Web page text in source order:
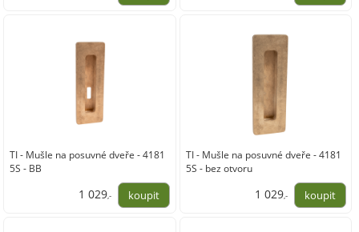
TI - Mušle na posuvné dveře - 4181
5S - BB
1 029,-
TI - Mušle na posuvné dveře - 4181
5S - bez otvoru
1 029,-